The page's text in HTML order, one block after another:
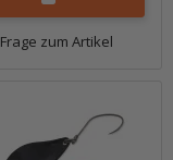
Frage zum Artikel